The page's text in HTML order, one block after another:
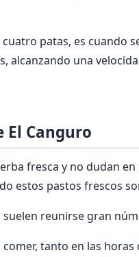
patas, es cuando
alcanzando una
Canguro
fresca y no dudan
estos pastos frescos
reunirse gran
tanto en las